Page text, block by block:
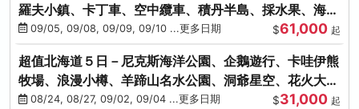
羅夫小鎮、卡丁車、空中纜車、積丹半島、採水果、海鮮
和牛螃蟹放題
09/05, 09/08, 09/09, 09/10 ...更多日期 $61,000 起
超值北海道５日－尼克斯海洋公園、企鵝遊行、卡哇伊熊
牧場、浪漫小樽、羊蹄山名水公園、洞爺星空、花火大
會、螃蟹懷石料理
08/24, 08/27, 09/02, 09/04 ...更多日期 $31,000 起